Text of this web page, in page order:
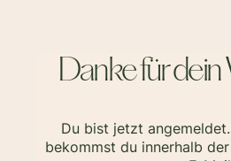
Danke für dein
Du bist jetzt
bekommst du innerhalb